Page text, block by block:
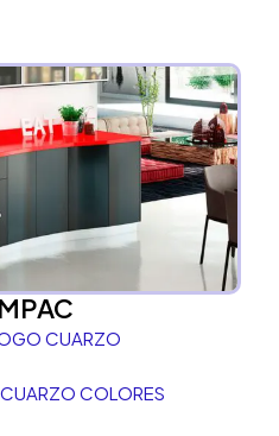
CUARZO
COLORES